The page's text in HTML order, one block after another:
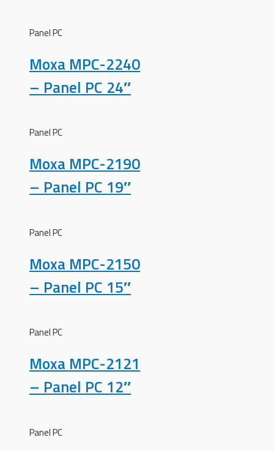
Panel PC
Moxa MPC-2240
– Panel PC 24″
Panel PC
Moxa MPC-2190
– Panel PC 19″
Panel PC
Moxa MPC-2150
– Panel PC 15″
Panel PC
Moxa MPC-2121
– Panel PC 12″
Panel PC